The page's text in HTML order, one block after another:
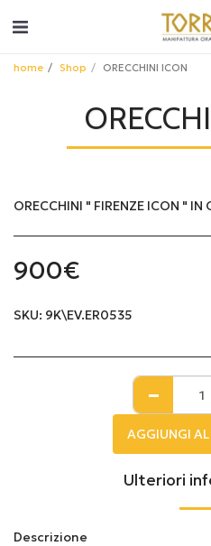
home Shop ORECCHINI ICON
ORECCHINI " FIRENZE ICON " IN
900€
SKU: 9K\EV.ER0535
AGGIUNGI AL
Ulteriori
Descrizione